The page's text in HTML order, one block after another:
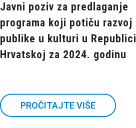
Javni poziv za predlaganje
programa koji potiču razvoj
publike u kulturi u Republici
Hrvatskoj za 2024. godinu
PROČITAJTE VIŠE